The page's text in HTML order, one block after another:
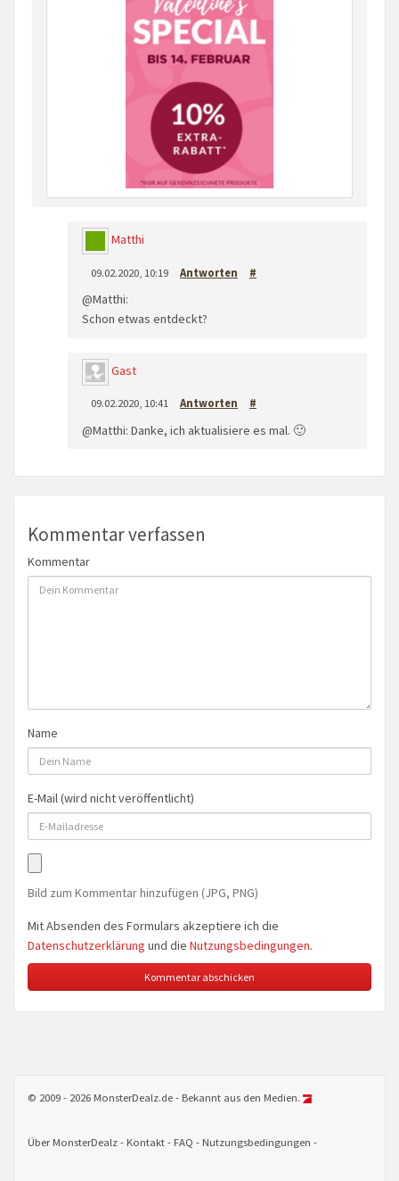
Matthi
09.02.2020, 10:19 Antworten #
@Matthi:
Schon etwas entdeckt?
Gast
09.02.2020, 10:41 Antworten #
@Matthi: Danke, ich aktualisiere es mal. 🙂
Kommentar verfassen
Kommentar
Name
E-Mail (wird nicht veröffentlicht)
Bild zum Kommentar hinzufügen (JPG, PNG)
Mit Absenden des Formulars akzeptiere ich die
Datenschutzerklärung und die Nutzungsbedingungen.
© 2009 - 2026 MonsterDealz.de - Bekannt aus den Medien.
Über MonsterDealz Kontakt FAQ Nutzungsbedingungen